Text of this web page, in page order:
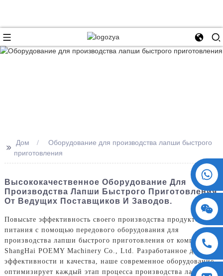
>>
Дом
Оборудование для производства лапши быстрого
приготовления
Высококачественное Оборудование Для
Производства Лапши Быстрого Приготовления
От Ведущих Поставщиков И Заводов.
Повысьте эффективность своего производства продуктов
питания с помощью передового оборудования для
производства лапши быстрого приготовления от компании
ShangHai POEMY Machinery Co., Ltd. Разработанное для
эффективности и качества, наше современное оборудование
оптимизирует каждый этап процесса производства лапши,